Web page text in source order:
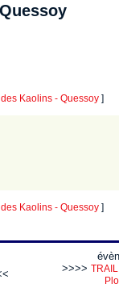
Kaolins - Quessoy ]
Kaolins - Quessoy ]
>>>>